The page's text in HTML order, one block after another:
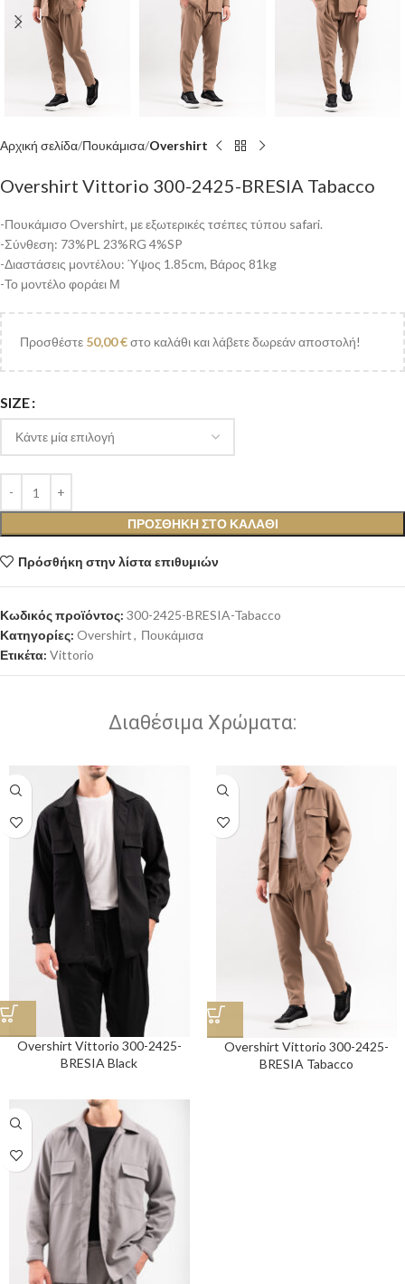
Αρχική σελίδα Πουκάμισα Overshirt
Overshirt Vittorio 300-2425-BRESIA Tabacco
-Πουκάμισο Overshirt, με εξωτερικές τσέπες τύπου safari.
-Σύνθεση: 73%PL 23%RG 4%SP
-Διαστάσεις μοντέλου: Ύψος 1.85cm, Βάρος 81kg
-Το μοντέλο φοράει Μ
Προσθέστε 50,00€στο καλάθι και λάβετε δωρεάν αποστολή!
SIZE
ΠΡΟΣΘΉΚΗ ΣΤΟ ΚΑΛΆΘΙ
Πρόσθήκη στην λίστα επιθυμιών
Κωδικός προϊόντος: 300-2425-BRESIA-Tabacco
Κατηγορίες: Overshirt, Πουκάμισα
Ετικέτα: Vittorio
Διαθέσιμα Χρώματα:
Overshirt Vittorio 300-2425-
BRESIA Black
Overshirt Vittorio 300-2425-
BRESIA Tabacco